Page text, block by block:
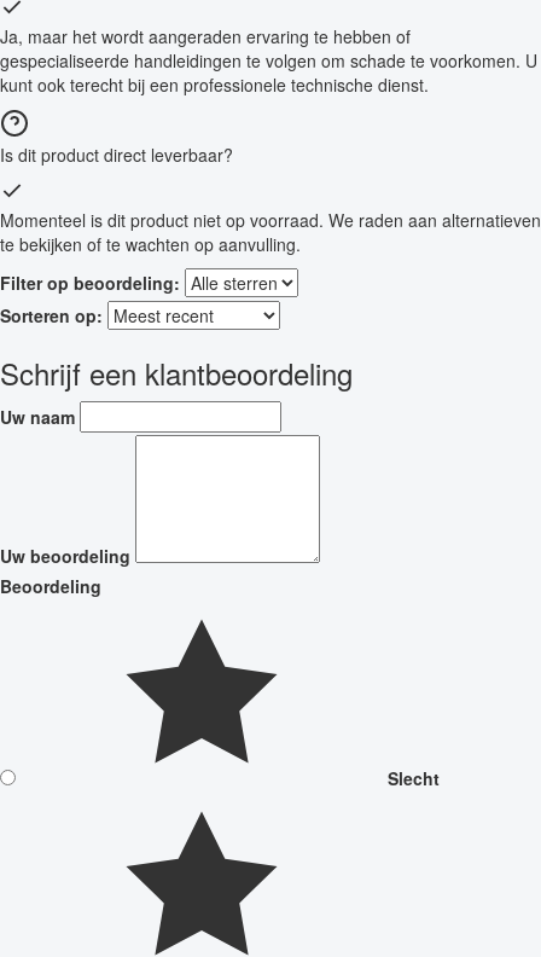
Ja, maar het wordt aangeraden ervaring te hebben of
gespecialiseerde handleidingen te volgen om schade te voorkomen. U
kunt ook terecht bij een professionele technische dienst.
Is dit product direct leverbaar?
Momenteel is dit product niet op voorraad. We raden aan alternatieven
te bekijken of te wachten op aanvulling.
Filter op beoordeling:
Sorteren op:
Schrijf een klantbeoordeling
Uw naam
Uw beoordeling
Beoordeling
Slecht